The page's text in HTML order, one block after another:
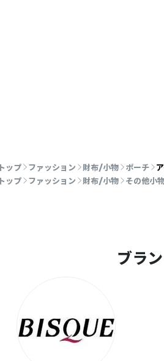
トップ ファッション 財布/小物 ポーチ
トップ
ファッション 財布/小物 その他小
ブラ